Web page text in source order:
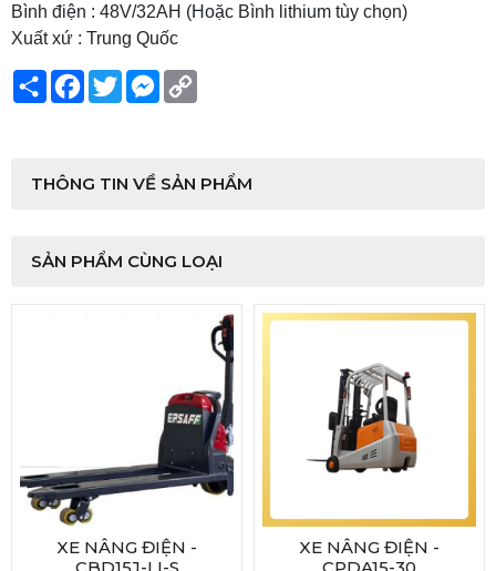
Bình điện : 48V/32AH (Hoặc Bình lithium tùy chọn)
Xuất xứ : Trung Quốc
ShareFacebook
TwitterMessenger
THÔNG TIN VỀ SẢN PHẨM
SẢN PHẨM CÙNG LOẠI
XE NÂNG ĐIỆN -
CBD15J-LI-S
XE NÂNG ĐIỆN -
CPDA15-30